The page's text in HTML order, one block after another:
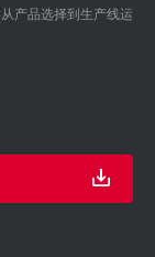
产品选择到生产线运